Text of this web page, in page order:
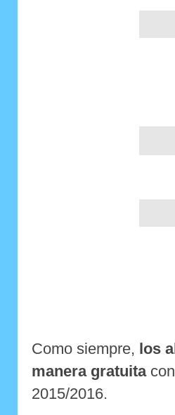
Como siempre, los
manera gratuitacon
2015/2016.